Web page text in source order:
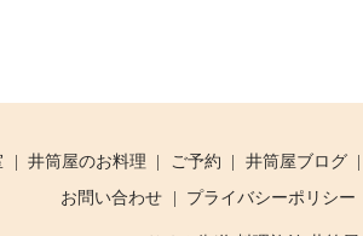
井筒屋のお料理 ご予約 井筒屋ブログ
お問い合わせ
プライバシーポリシー